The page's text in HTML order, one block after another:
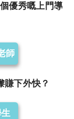
優秀嘅上門導
師
賺下外快？